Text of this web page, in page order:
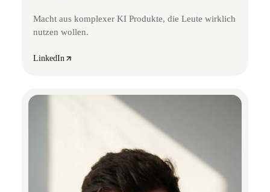
Macht aus komplexer KI Produkte, die Leute wirklich
nutzen wollen.
LinkedIn